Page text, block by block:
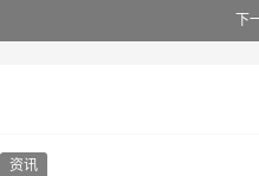
下
资讯